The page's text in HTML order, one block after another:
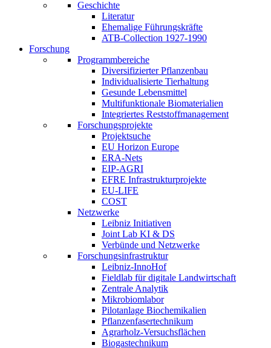
Geschichte
Literatur
Ehemalige Führungskräfte
ATB-Collection 1927-1990
Forschung
Programmbereiche
Diversifizierter Pflanzenbau
Individualisierte Tierhaltung
Gesunde Lebensmittel
Multifunktionale Biomaterialien
Integriertes Reststoffmanagement
Forschungsprojekte
Projektsuche
EU Horizon Europe
ERA-Nets
EIP-AGRI
EFRE Infrastrukturprojekte
EU-LIFE
COST
Netzwerke
Leibniz Initiativen
Joint Lab KI & DS
Verbünde und Netzwerke
Forschungsinfrastruktur
Leibniz-InnoHof
Fieldlab für digitale Landwirtschaft
Zentrale Analytik
Mikrobiomlabor
Pilotanlage Biochemikalien
Pflanzenfasertechnikum
Agrarholz-Versuchsflächen
Biogastechnikum